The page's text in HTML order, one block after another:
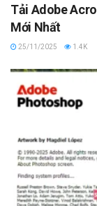
Tải Adobe
Mới Nhất
25/11/2025 1.4K